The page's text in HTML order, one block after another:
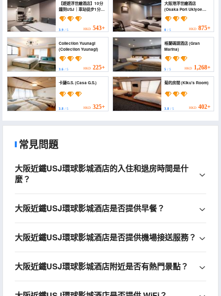
【遊遊浮世繪酒店】10分
鐘到USJ｜車站徒步1分鐘
｜新建酒店 (【YUYU
UKIYOE HOTEL】Ten
minutes to USJ｜1-
minute walk to station |
Newly built hotel)
3.9 / 5 HKD 543+
大阪港浮世繪酒店
(Osaka Port Ukiyoe
Hotel)
0/ 5 HKD 875+
Collection Yuunagi
(Collection Yuunagi)
3.6 / 5 HKD 225+
格蘭碼頭酒店 (Gran
Marina)
5/ 5 HKD 1,268+
卡薩G.S. (Casa G.S.)
3.8 / 5 HKD 325+
菊的房間 (Kiku's Room)
3.8/ 5 HKD 402+
常見問題
大阪近鐵USJ環球影城酒店的入住和退房時間是什
麼？
大阪近鐵USJ環球影城酒店是否提供早餐？
大阪近鐵USJ環球影城酒店是否提供機場接送服務？
大阪近鐵USJ環球影城酒店附近是否有熱門景點？